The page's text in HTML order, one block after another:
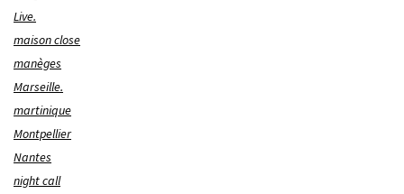
Live.
maison close
manèges
Marseille.
martinique
Montpellier
Nantes
night call